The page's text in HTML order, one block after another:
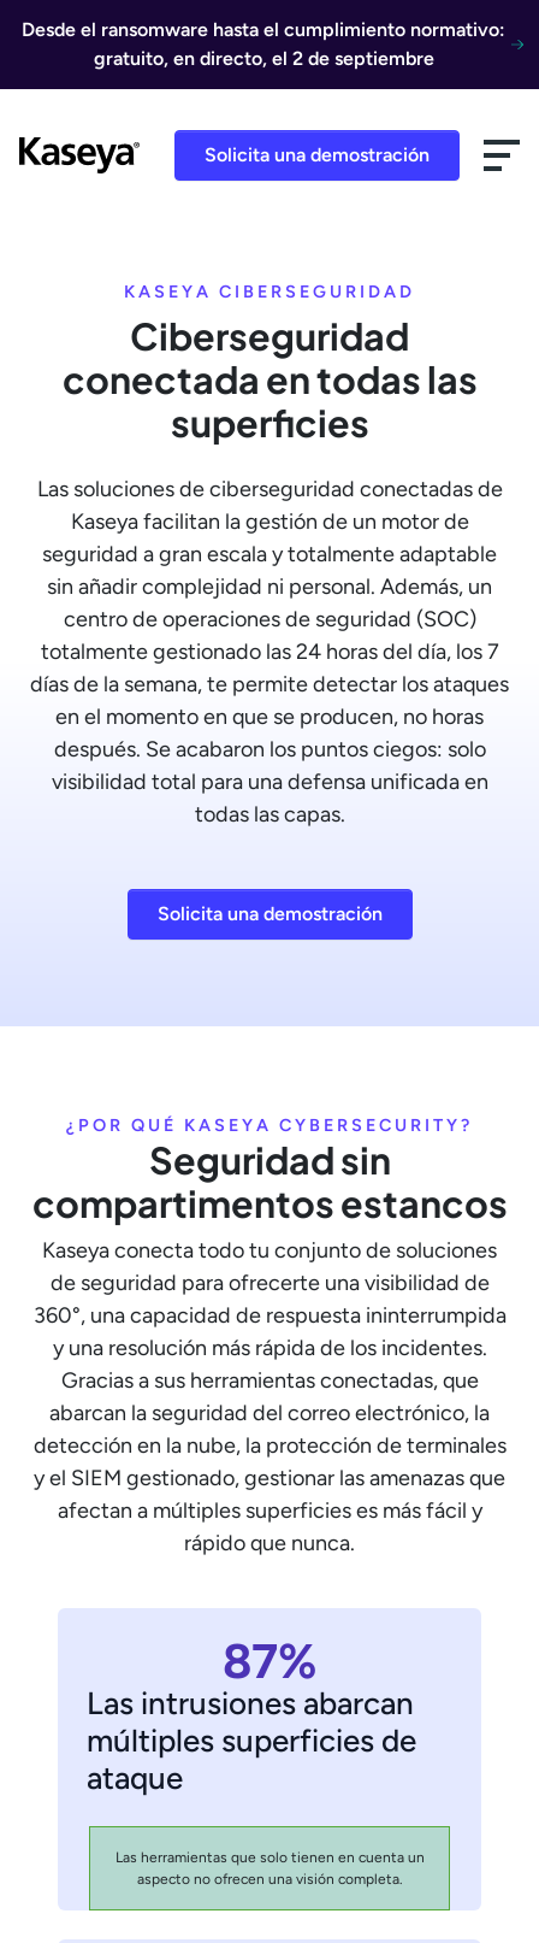
Desde el ransomware hasta el cumplimiento normativo:
gratuito, en directo, el 2 de septiembre
Solicita una demostración
KASEYA CIBERSEGURIDAD
Ciberseguridad
conectada en todas las
superficies
Las soluciones de ciberseguridad conectadas de
Kaseya facilitan la gestión de un motor de
seguridad a gran escala y totalmente adaptable
sin añadir complejidad ni personal. Además, un
centro de operaciones de seguridad (SOC)
totalmente gestionado las 24 horas del día, los 7
días de la semana, te permite detectar los ataques
en el momento en que se producen, no horas
después. Se acabaron los puntos ciegos: solo
visibilidad total para una defensa unificada en
todas las capas.
Solicita una demostración
¿POR QUÉ KASEYA CYBERSECURITY?
Seguridad sin
compartimentos estancos
Kaseya conecta todo tu conjunto de soluciones
de seguridad para ofrecerte una visibilidad de
360°, una capacidad de respuesta ininterrumpida
y una resolución más rápida de los incidentes.
Gracias a sus herramientas conectadas, que
abarcan la seguridad del correo electrónico, la
detección en la nube, la protección de terminales
y el SIEM gestionado, gestionar las amenazas que
afectan a múltiples superficies es más fácil y
rápido que nunca.
87%
Las intrusiones abarcan
múltiples superficies de
ataque
Las herramientas que solo tienen en cuenta un
aspecto no ofrecen una visión completa.